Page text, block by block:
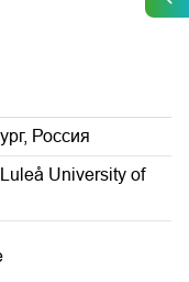
Россия
University of